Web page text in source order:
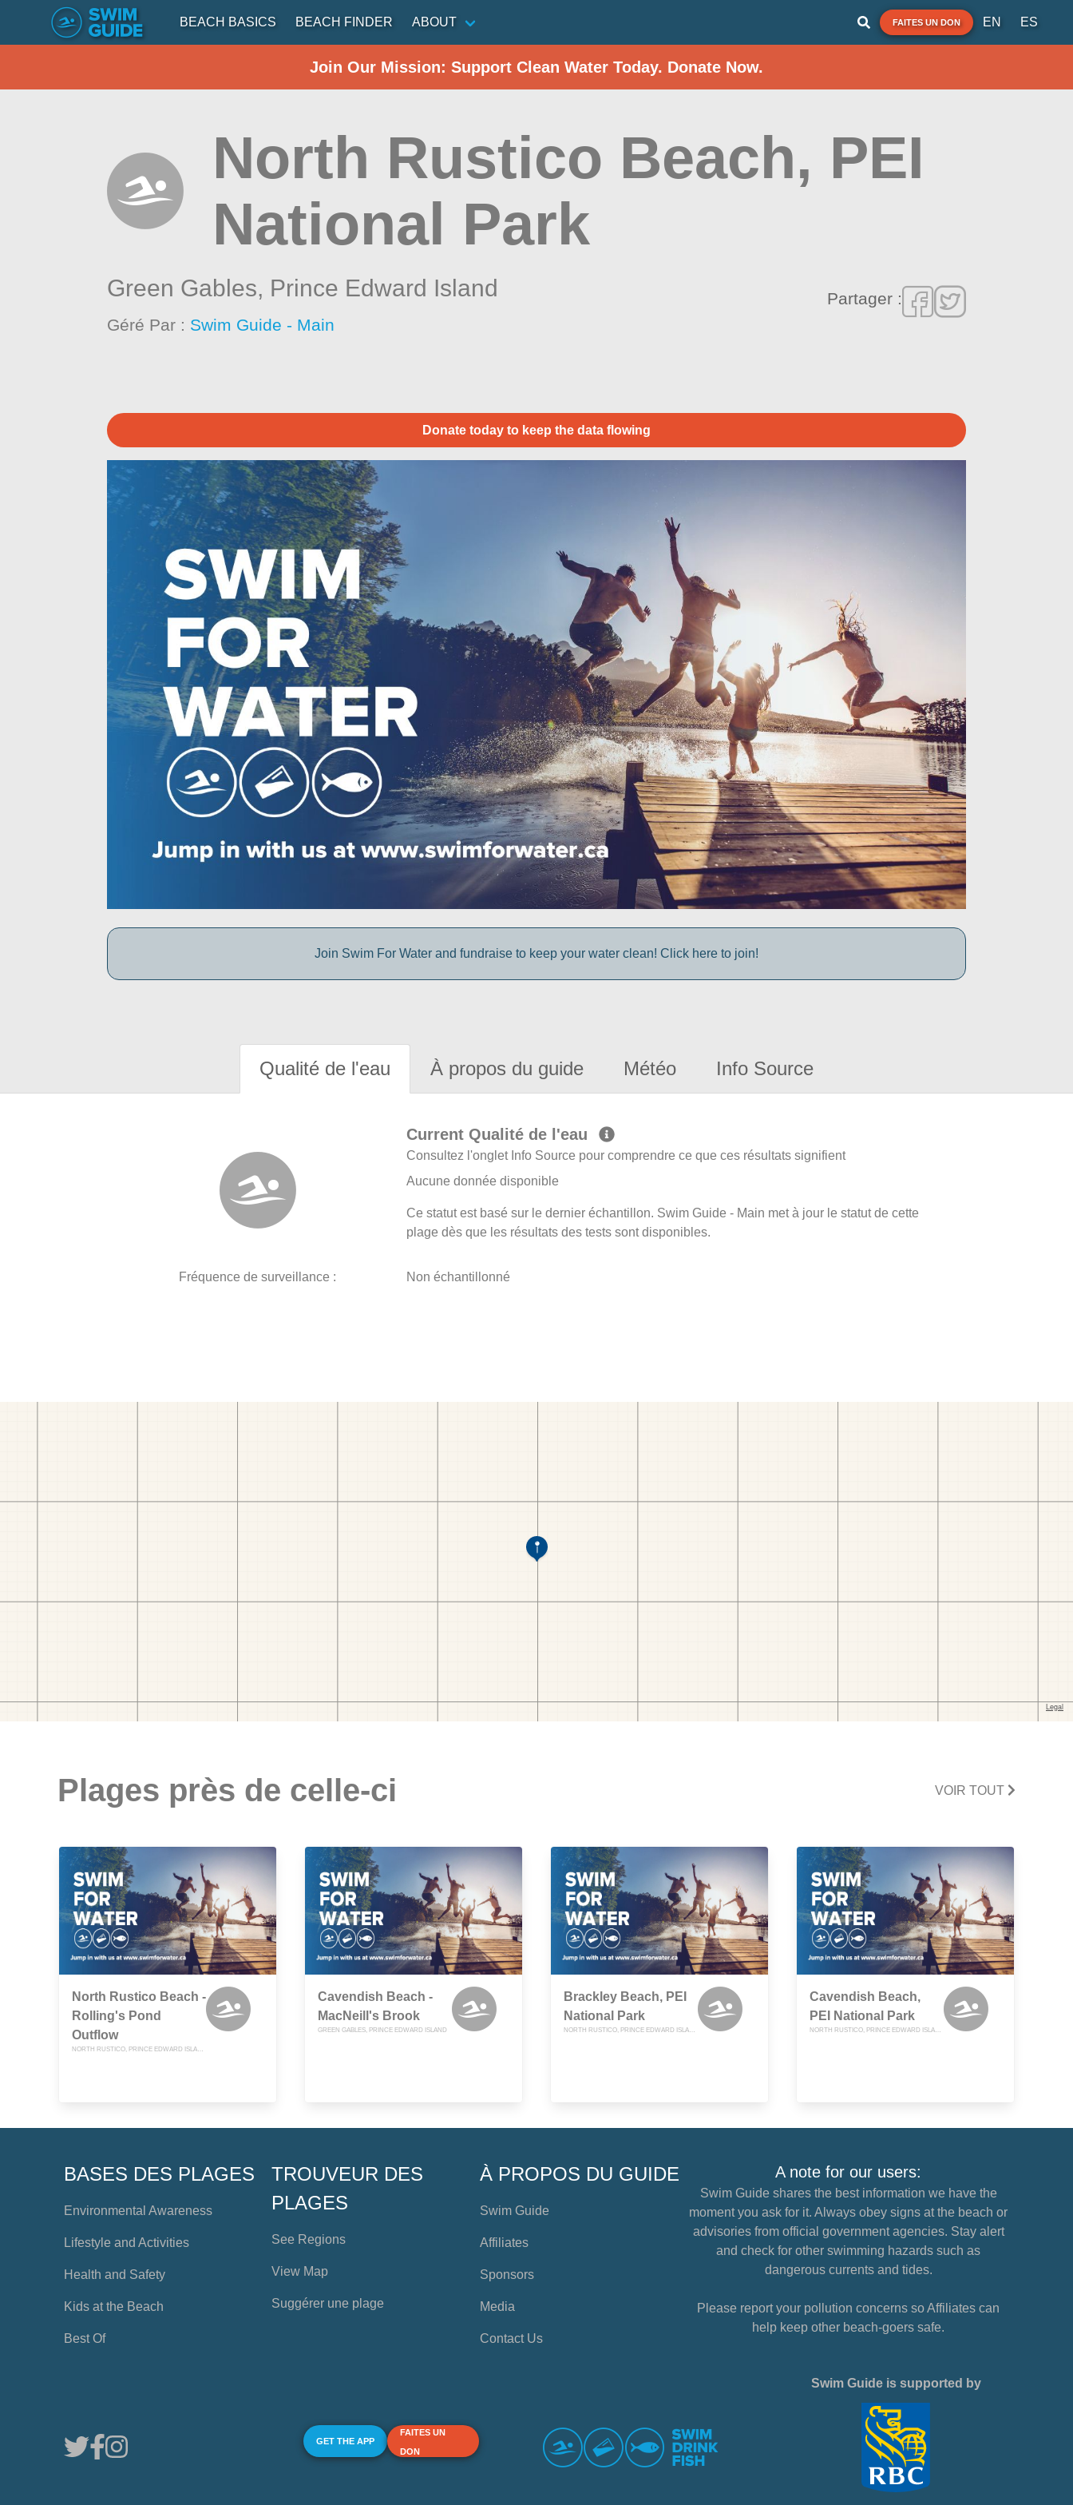
BEACH BASICS BEACH FINDER ABOUT FAITES UN DON EN ES
Join Our Mission: Support Clean Water Today. Donate Now.
North Rustico Beach, PEI
National Park
Green Gables, Prince Edward Island
Géré Par : Swim Guide - Main
Partager :
Donate today to keep the data flowing
Join Swim For Water and fundraise to keep your water clean! Click here to join!
Qualité de l'eau À propos du guide Météo Info Source
Current Qualité de l'eau
Consultez l'onglet Info Source pour comprendre ce que ces résultats signifient
Aucune donnée disponible
Ce statut est basé sur le dernier échantillon. Swim Guide - Main met à jour le statut de cette
plage dès que les résultats des tests sont disponibles.
Fréquence de surveillance : Non échantillonné
Plages près de celle-ci VOIR TOUT
North Rustico Beach -
Rolling's Pond
Outflow
NORTH RUSTICO, PRINCE EDWARD ISLAND
Cavendish Beach -
MacNeill's Brook
GREEN GABLES, PRINCE EDWARD ISLAND
Brackley Beach, PEI
National Park
NORTH RUSTICO, PRINCE EDWARD ISLAND
Cavendish Beach,
PEI National Park
NORTH RUSTICO, PRINCE EDWARD ISLAND
BASES DES PLAGES
Environmental Awareness
Lifestyle and Activities
Health and Safety
Kids at the Beach
Best Of
TROUVEUR DES
PLAGES
See Regions
View Map
Suggérer une plage
À PROPOS DU GUIDE
Swim Guide
Affiliates
Sponsors
Media
Contact Us
A note for our users:
Swim Guide shares the best information we have the
moment you ask for it. Always obey signs at the beach or
advisories from official government agencies. Stay alert
and check for other swimming hazards such as
dangerous currents and tides.
Please report your pollution concerns so Affiliates can
help keep other beach-goers safe.
GET THE APP
FAITES UN
DON
Swim Guide is supported by